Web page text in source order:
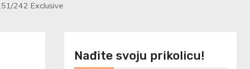
242 Exclusive
Nađite svoju prikolicu!